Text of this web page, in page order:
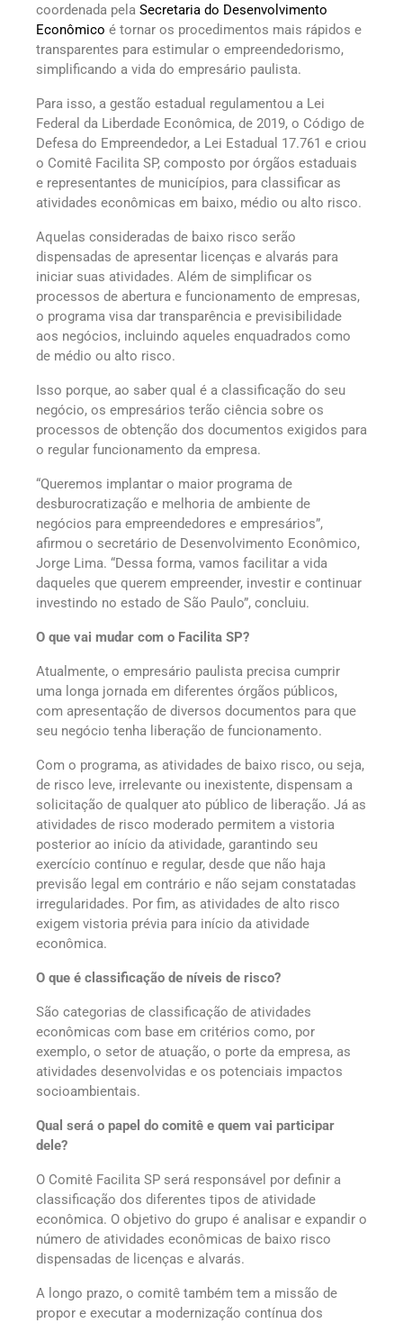
coordenada pela Secretaria do Desenvolvimento
Econômico é tornar os procedimentos mais rápidos e
transparentes para estimular o empreendedorismo,
simplificando a vida do empresário paulista.
Para isso, a gestão estadual regulamentou a Lei
Federal da Liberdade Econômica, de 2019, o Código de
Defesa do Empreendedor, a Lei Estadual 17.761 e criou
o Comitê Facilita SP, composto por órgãos estaduais
e representantes de municípios, para classificar as
atividades econômicas em baixo, médio ou alto risco.
Aquelas consideradas de baixo risco serão
dispensadas de apresentar licenças e alvarás para
iniciar suas atividades. Além de simplificar os
processos de abertura e funcionamento de empresas,
o programa visa dar transparência e previsibilidade
aos negócios, incluindo aqueles enquadrados como
de médio ou alto risco.
Isso porque, ao saber qual é a classificação do seu
negócio, os empresários terão ciência sobre os
processos de obtenção dos documentos exigidos para
o regular funcionamento da empresa.
“Queremos implantar o maior programa de
desburocratização e melhoria de ambiente de
negócios para empreendedores e empresários”,
afirmou o secretário de Desenvolvimento Econômico,
Jorge Lima. “Dessa forma, vamos facilitar a vida
daqueles que querem empreender, investir e continuar
investindo no estado de São Paulo”, concluiu.
O que vai mudar com o Facilita SP?
Atualmente, o empresário paulista precisa cumprir
uma longa jornada em diferentes órgãos públicos,
com apresentação de diversos documentos para que
seu negócio tenha liberação de funcionamento.
Com o programa, as atividades de baixo risco, ou seja,
de risco leve, irrelevante ou inexistente, dispensam a
solicitação de qualquer ato público de liberação. Já as
atividades de risco moderado permitem a vistoria
posterior ao início da atividade, garantindo seu
exercício contínuo e regular, desde que não haja
previsão legal em contrário e não sejam constatadas
irregularidades. Por fim, as atividades de alto risco
exigem vistoria prévia para início da atividade
econômica.
O que é classificação de níveis de risco?
São categorias de classificação de atividades
econômicas com base em critérios como, por
exemplo, o setor de atuação, o porte da empresa, as
atividades desenvolvidas e os potenciais impactos
socioambientais.
Qual será o papel do comitê e quem vai participar
dele?
O Comitê Facilita SP será responsável por definir a
classificação dos diferentes tipos de atividade
econômica. O objetivo do grupo é analisar e expandir o
número de atividades econômicas de baixo risco
dispensadas de licenças e alvarás.
A longo prazo, o comitê também tem a missão de
propor e executar a modernização contínua dos